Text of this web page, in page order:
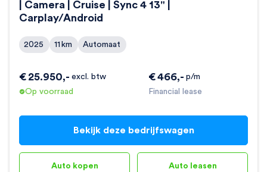
| Camera | Cruise | Sync 4 13" |
Carplay/Android
2025 11 km Automaat
€466,- p/m
Financial lease
€ 25.950,- excl. btw
Op voorraad
Bekijk deze bedrijfswagen
Auto kopen Auto leasen